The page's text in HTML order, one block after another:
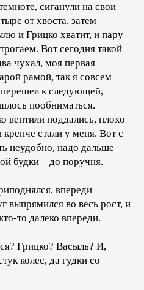
сиганули на свои
от хвоста, затем
и Грицко хватит, и пару
Вот сегодня такой
чухал, моя первая
рамой, так я совсем
перешел к следующей,
пообниматься.
вентили поддались, плохо
крепче стали у меня. Вот с
неудобно, надо дальше
будки – до поручня.
впереди
выпрямился во весь рост, и
то далеко впереди.
Грицко? Васыль? И,
колес, да гудки со